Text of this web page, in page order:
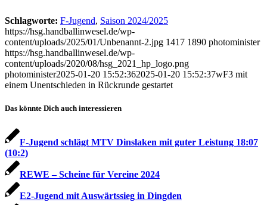
Schlagworte: F-Jugend, Saison 2024/2025
https://hsg.handballinwesel.de/wp-
content/uploads/2025/01/Unbenannt-2.jpg 1417 1890 photominister
https://hsg.handballinwesel.de/wp-
content/uploads/2020/08/hsg_2021_hp_logo.png
photominister2025-01-20 15:52:362025-01-20 15:52:37wF3 mit
einem Unentschieden in Rückrunde gestartet
Das könnte Dich auch interessieren
F-Jugend schlägt MTV Dinslaken mit guter Leistung 18:07
(10:2)
REWE – Scheine für Vereine 2024
E2-Jugend mit Auswärtssieg in Dingden